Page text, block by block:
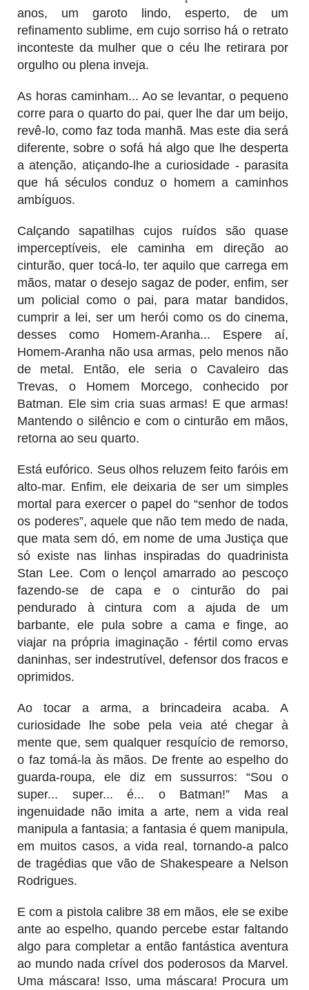
anos, um garoto lindo, esperto, de um
refinamento sublime, em cujo sorriso há o retrato
inconteste da mulher que o céu lhe retirara por
orgulho ou plena inveja.
As horas caminham... Ao se levantar, o pequeno
corre para o quarto do pai, quer lhe dar um beijo,
revê-lo, como faz toda manhã. Mas este dia será
diferente, sobre o sofá há algo que lhe desperta
a atenção, atiçando-lhe a curiosidade - parasita
que há séculos conduz o homem a caminhos
ambíguos.
Calçando sapatilhas cujos ruídos são quase
imperceptíveis, ele caminha em direção ao
cinturão, quer tocá-lo, ter aquilo que carrega em
mãos, matar o desejo sagaz de poder, enfim, ser
um policial como o pai, para matar bandidos,
cumprir a lei, ser um herói como os do cinema,
desses como Homem-Aranha... Espere aí,
Homem-Aranha não usa armas, pelo menos não
de metal. Então, ele seria o Cavaleiro das
Trevas, o Homem Morcego, conhecido por
Batman. Ele sim cria suas armas! E que armas!
Mantendo o silêncio e com o cinturão em mãos,
retorna ao seu quarto.
Está eufórico. Seus olhos reluzem feito faróis em
alto-mar. Enfim, ele deixaria de ser um simples
mortal para exercer o papel do “senhor de todos
os poderes”, aquele que não tem medo de nada,
que mata sem dó, em nome de uma Justiça que
só existe nas linhas inspiradas do quadrinista
Stan Lee. Com o lençol amarrado ao pescoço
fazendo-se de capa e o cinturão do pai
pendurado à cintura com a ajuda de um
barbante, ele pula sobre a cama e finge, ao
viajar na própria imaginação - fértil como ervas
daninhas, ser indestrutível, defensor dos fracos e
oprimidos.
Ao tocar a arma, a brincadeira acaba. A
curiosidade lhe sobe pela veia até chegar à
mente que, sem qualquer resquício de remorso,
o faz tomá-la às mãos. De frente ao espelho do
guarda-roupa, ele diz em sussurros: “Sou o
super... super... é... o Batman!” Mas a
ingenuidade não imita a arte, nem a vida real
manipula a fantasia; a fantasia é quem manipula,
em muitos casos, a vida real, tornando-a palco
de tragédias que vão de Shakespeare a Nelson
Rodrigues.
E com a pistola calibre 38 em mãos, ele se exibe
ante ao espelho, quando percebe estar faltando
algo para completar a então fantástica aventura
ao mundo nada crível dos poderosos da Marvel.
Uma máscara! Isso, uma máscara! Procura um